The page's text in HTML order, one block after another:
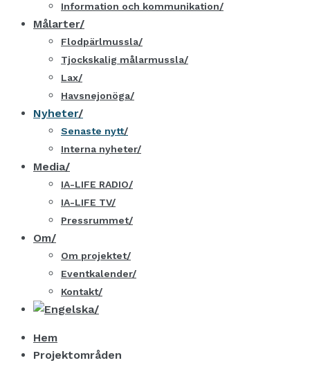
Information och kommunikation
Målarter
Flodpärlmussla
Tjockskalig målarmussla
Lax
Havsnejonöga
Nyheter
Senaste nytt
Interna nyheter
Media
IA-LIFE RADIO
IA-LIFE TV
Pressrummet
Om
Om projektet
Eventkalender
Kontakt
Hem
Projektområden